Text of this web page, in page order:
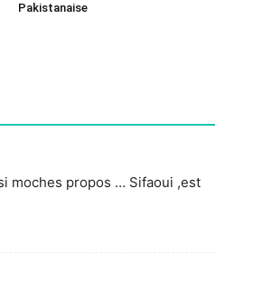
Pakistanaise
moches propos … Sifaoui ,est